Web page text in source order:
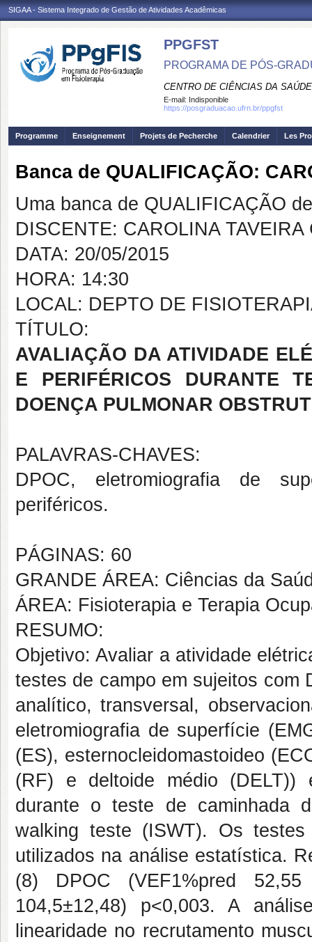
SIGAA - Sistema Integrado de Gestão de Atividades Acadêmicas
PPGFST
PROGRAMA DE PÓS-
CENTRO DE CIÊNCIAS DA SAÚDE
E-mail: Indisponible
https://posgraduacao.ufrn.br/ppgfst
Programme Enseignement Projets de Pecherche Calendrier Les
Banca de QUALIFICAÇÃO:
Uma banca de QUALIFICAÇÃO
DISCENTE: CAROLINA TAVEIRA
DATA: 20/05/2015
HORA: 14:30
LOCAL: DEPTO DE
TÍTULO:
AVALIAÇÃO DA ATIVIDADE
E PERIFÉRICOS DURANTE
DOENÇA PULMONAR
PALAVRAS-CHAVES:
DPOC, eletromiografia de
periféricos.
PÁGINAS: 60
GRANDE ÁREA: Ciências da
ÁREA: Fisioterapia e Terapia
RESUMO:
Objetivo: Avaliar a atividade
testes de campo em sujeitos com
analítico, transversal,
eletromiografia de superfície
(ES), esternocleidomastoideo
(RF) e deltoide médio (DELT))
durante o teste de caminhada
walking teste (ISWT). Os
utilizados na análise estatística.
(8) DPOC (VEF1%pred
104,5±12,48) p<0,003. A
linearidade no recrutamento